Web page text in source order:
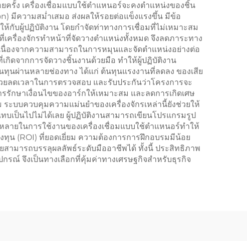
ครั้ง เครื่องเชื่อมแบบใช้ตำแหนอร์จะคงตำแหน่งของชิ้น
มีความสม่ำเสมอ ส่งผลให้รอยต่อแข็งแรงขึ้น มีข้อ
กับผู้ปฏิบัติงาน โดยกำจัดท่าทางการเชื่อมที่ไม่เหมาะสม
ครื่องจักรทำหน้าที่จัดวางตำแหน่งทั้งหมด จึงลดภาระทาง
องจากความสามารถในการหมุนและจัดตำแหน่งอย่างต่อ
กิดจากการจัดวางชิ้นงานด้วยมือ ทำให้ผู้ปฏิบัติงาน
ทุนผ่านหลายช่องทาง ได้แก่ ต้นทุนแรงงานที่ลดลง ของเสีย
ดเวลาในการตรวจสอบ และรับประกันว่าโครงการจะ
กษาเงื่อนไขของอาร์กให้เหมาะสม และลดการเกิดเศษ
ะบบควบคุมความแม่นยำของเครื่องจักรเหล่านี้ยังช่วยให้
เป็นไปไม่ได้เลย ผู้ปฏิบัติงานสามารถเขียนโปรแกรมรูป
ยในการใช้งานของเครื่องเชื่อมแบบใช้ตำแหนอร์ทำให้
น (ROI) ที่ยอดเยี่ยม ความต้องการการฝึกอบรมมีน้อย
ามารถบรรลุผลลัพธ์ระดับมืออาชีพได้ ทั้งนี้ ประสิทธิภาพ
รณ์ จึงเป็นทางเลือกที่คุ้มค่าทางเศรษฐกิจสำหรับธุรกิจ